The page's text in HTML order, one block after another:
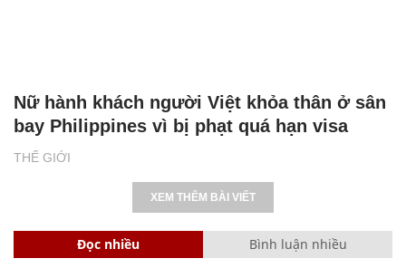
THẾ GIỚI
Nữ hành khách người Việt khỏa thân ở sân
bay Philippines vì bị phạt quá hạn visa
XEM THÊM BÀI VIẾT
Đọc nhiều Bình luận nhiều